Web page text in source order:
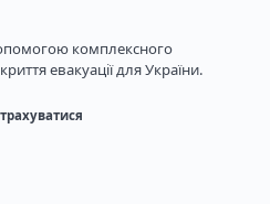
комплексного
евакуації для України.